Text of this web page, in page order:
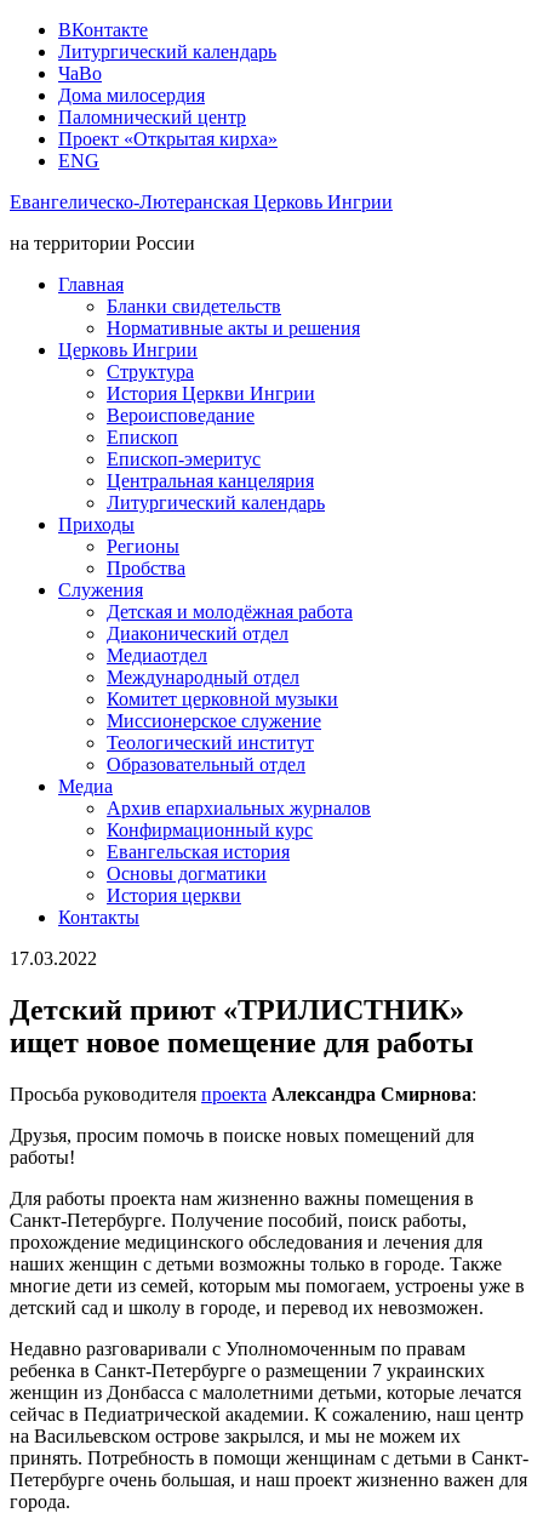
ВКонтакте
Литургический календарь
ЧаВо
Дома милосердия
Паломнический центр
Проект «Открытая кирха»
ENG
Евангелическо-Лютеранская Церковь Ингрии
на территории России
Главная
Бланки свидетельств
Нормативные акты и решения
Церковь Ингрии
Структура
История Церкви Ингрии
Вероисповедание
Епископ
Епископ-эмеритус
Центральная канцелярия
Литургический календарь
Приходы
Регионы
Пробства
Служения
Детская и молодёжная работа
Диаконический отдел
Медиаотдел
Международный отдел
Комитет церковной музыки
Миссионерское служение
Теологический институт
Образовательный отдел
Медиа
Архив епархиальных журналов
Конфирмационный курс
Евангельская история
Основы догматики
История церкви
Контакты
17.03.2022
Детский приют «ТРИЛИСТНИК»
ищет новое помещение для работы
Просьба руководителя проекта Александра Смирнова:
Друзья, просим помочь в поиске новых помещений для
работы!
Для работы проекта нам жизненно важны помещения в
Санкт-Петербурге. Получение пособий, поиск работы,
прохождение медицинского обследования и лечения для
наших женщин с детьми возможны только в городе. Также
многие дети из семей, которым мы помогаем, устроены уже в
детский сад и школу в городе, и перевод их невозможен.
Недавно разговаривали с Уполномоченным по правам
ребенка в Санкт-Петербурге о размещении 7 украинских
женщин из Донбасса с малолетними детьми, которые лечатся
сейчас в Педиатрической академии. К сожалению, наш центр
на Васильевском острове закрылся, и мы не можем их
принять. Потребность в помощи женщинам с детьми в Санкт-
Петербурге очень большая, и наш проект жизненно важен для
города.